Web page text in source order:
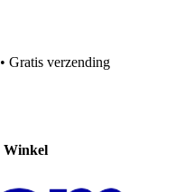
• Gratis verzending
Winkel